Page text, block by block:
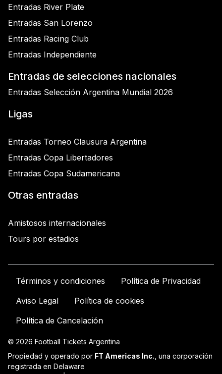
Entradas River Plate
Entradas San Lorenzo
Entradas Racing Club
Entradas Independiente
Entradas de selecciones nacionales
Entradas Selección Argentina Mundial 2026
Ligas
Entradas Torneo Clausura Argentina
Entradas Copa Libertadores
Entradas Copa Sudamericana
Otras entradas
Amistosos internacionales
Tours por estadios
Términos y condiciones
Política de Privacidad
Aviso Legal
Política de cookies
Política de Cancelación
© 2026 Football Tickets Argentina
Propiedad y operado por FT Americas Inc. , una corporación
registrada en Delaware